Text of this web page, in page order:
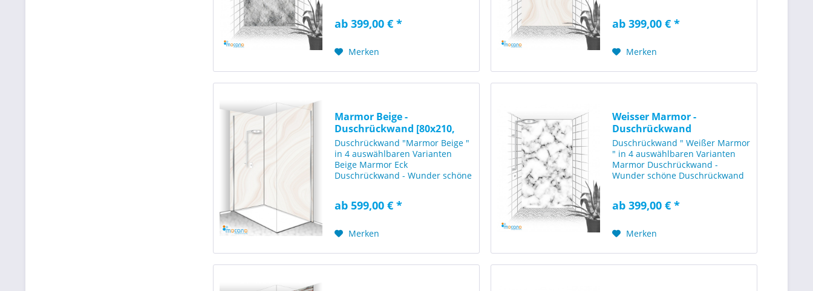
Duschwand wirkt sehr stilsicher
ab 399,00 € *
Merken
Duschwand wirkt sehr stilsicher
wolkige Optik...
ab 399,00 € *
Merken
Marmor Beige -
Duschrückwand [80x210,
120x210 -...
Duschrückwand "Marmor Beige "
in 4 auswählbaren Varianten
Beige Marmor Eck
Duschrückwand - Wunder schöne
geschliffener Optik. Diese Eck
und beeindruckt...
ab 599,00 € *
Merken
Weisser Marmor -
Duschrückwand
[120x210cm]
Duschrückwand " Weißer Marmor
" in 4 auswählbaren Varianten
Marmor Duschrückwand -
Wunder schöne Duschrückwand
wirkt sehr stilsicher und
Optik von...
ab 399,00 € *
Merken